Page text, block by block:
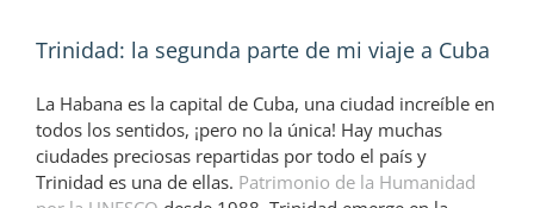
Trinidad: la segunda parte de mi viaje a Cuba
La Habana es la capital de Cuba, una ciudad increíble en
todos los sentidos, ¡pero no la única! Hay muchas
ciudades preciosas repartidas por todo el país y
Trinidad es una de ellas. Patrimonio de la Humanidad